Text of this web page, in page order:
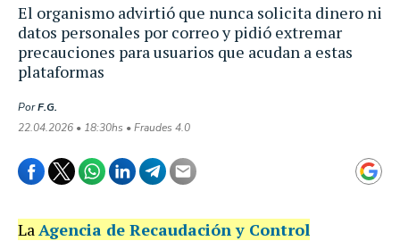
El organismo advirtió que nunca solicita dinero ni
datos personales por correo y pidió extremar
precauciones para usuarios que acudan a estas
plataformas
PorF.G.
22.04.2026 • 18:30hs • Fraudes 4.0
LaAgencia de Recaudación y Control